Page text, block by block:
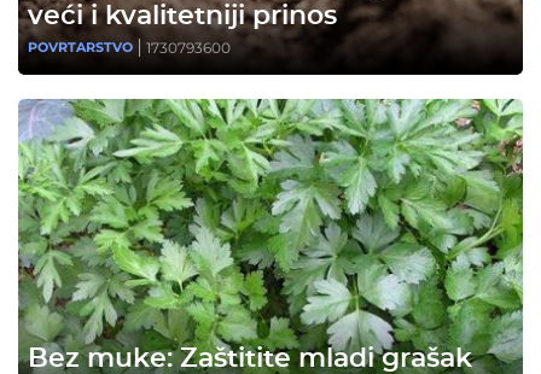
veći i kvalitetniji prinos
POVRTARSTVO 1730793600
Bez muke: Zaštitite mladi grašak